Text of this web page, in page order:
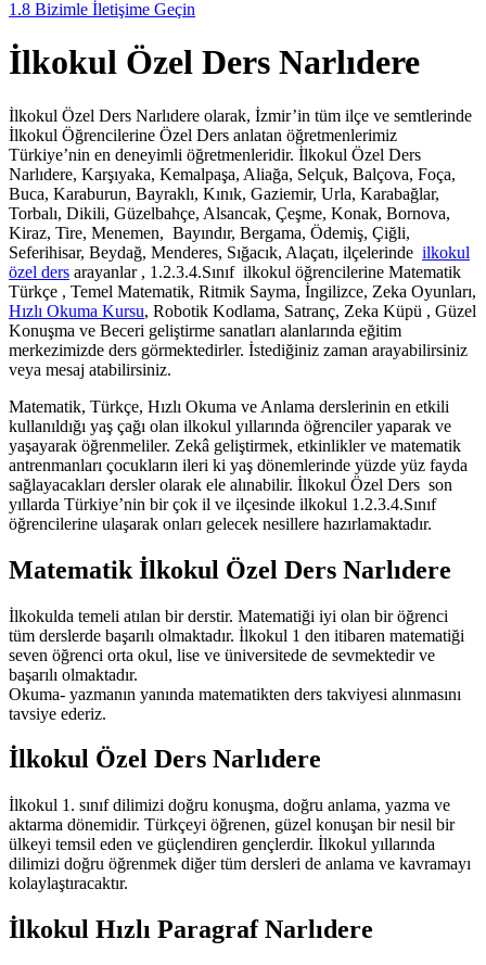
1.8 Bizimle İletişime Geçin
İlkokul Özel Ders Narlıdere
İlkokul Özel Ders Narlıdere olarak, İzmir’in tüm ilçe ve semtlerinde
İlkokul Öğrencilerine Özel Ders anlatan öğretmenlerimiz
Türkiye’nin en deneyimli öğretmenleridir. İlkokul Özel Ders
Narlıdere, Karşıyaka, Kemalpaşa, Aliağa, Selçuk, Balçova, Foça,
Buca, Karaburun, Bayraklı, Kınık, Gaziemir, Urla, Karabağlar,
Torbalı, Dikili, Güzelbahçe, Alsancak, Çeşme, Konak, Bornova,
Kiraz, Tire, Menemen, Bayındır, Bergama, Ödemiş, Çiğli,
Seferihisar, Beydağ, Menderes, Sığacık, Alaçatı, ilçelerinde ilkokul
özel ders arayanlar , 1.2.3.4.Sınıf ilkokul öğrencilerine Matematik
Türkçe , Temel Matematik, Ritmik Sayma, İngilizce, Zeka Oyunları,
Hızlı Okuma Kursu, Robotik Kodlama, Satranç, Zeka Küpü , Güzel
Konuşma ve Beceri geliştirme sanatları alanlarında eğitim
merkezimizde ders görmektedirler. İstediğiniz zaman arayabilirsiniz
veya mesaj atabilirsiniz.
Matematik, Türkçe, Hızlı Okuma ve Anlama derslerinin en etkili
kullanıldığı yaş çağı olan ilkokul yıllarında öğrenciler yaparak ve
yaşayarak öğrenmeliler. Zekâ geliştirmek, etkinlikler ve matematik
antrenmanları çocukların ileri ki yaş dönemlerinde yüzde yüz fayda
sağlayacakları dersler olarak ele alınabilir. İlkokul Özel Ders son
yıllarda Türkiye’nin bir çok il ve ilçesinde ilkokul 1.2.3.4.Sınıf
öğrencilerine ulaşarak onları gelecek nesillere hazırlamaktadır.
Matematik İlkokul Özel Ders Narlıdere
İlkokulda temeli atılan bir derstir. Matematiği iyi olan bir öğrenci
tüm derslerde başarılı olmaktadır. İlkokul 1 den itibaren matematiği
seven öğrenci orta okul, lise ve üniversitede de sevmektedir ve
başarılı olmaktadır.
Okuma- yazmanın yanında matematikten ders takviyesi alınmasını
tavsiye ederiz.
İlkokul Özel Ders Narlıdere
İlkokul 1. sınıf dilimizi doğru konuşma, doğru anlama, yazma ve
aktarma dönemidir. Türkçeyi öğrenen, güzel konuşan bir nesil bir
ülkeyi temsil eden ve güçlendiren gençlerdir. İlkokul yıllarında
dilimizi doğru öğrenmek diğer tüm dersleri de anlama ve kavramayı
kolaylaştıracaktır.
İlkokul Hızlı Paragraf Narlıdere